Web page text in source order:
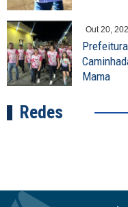
Out 20,
Mama
Redes